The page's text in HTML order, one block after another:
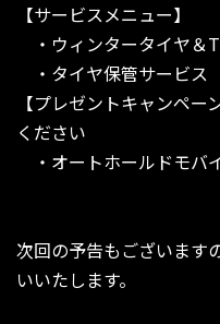
【サービスメニュー】
・ウィンタータイヤ＆
・タイヤ保管サービス
【プレゼントキャンペ
ください
・オートホールドモバ
次回の予告もございます
いいたします。